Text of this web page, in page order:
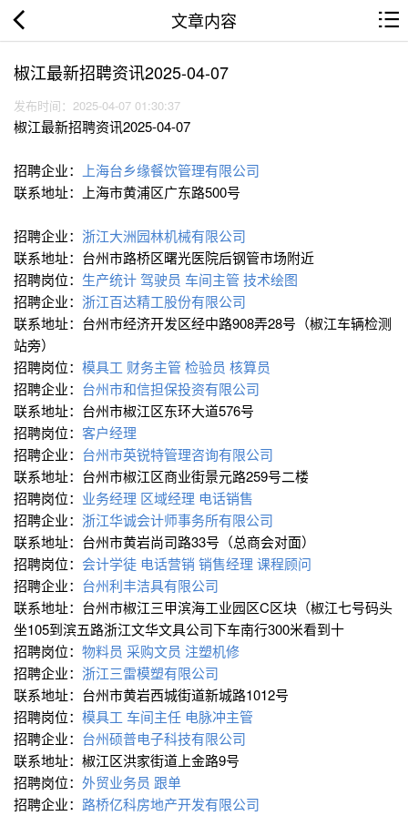
文章内容
椒江最新招聘资讯2025-04-07
发布时间：2025-04-07 01:30:37
椒江最新招聘资讯2025-04-07
招聘企业：
上海台乡缘餐饮管理有限公司
联系地址：上海市黄浦区广东路500号
招聘企业： 浙江大洲园林机械有限公司
联系地址：台州市路桥区曙光医院后钢管市场附近
招聘岗位： 生产统计 驾驶员 车间主管 技术绘图
招聘企业： 浙江百达精工股份有限公司
联系地址：台州市经济开发区经中路908弄28号（椒江车辆检测
站旁）
招聘岗位： 模具工 财务主管 检验员 核算员
招聘企业： 台州市和信担保投资有限公司
联系地址：台州市椒江区东环大道576号
招聘岗位： 客户经理
招聘企业： 台州市英锐特管理咨询有限公司
联系地址：台州市椒江区商业街景元路259号二楼
招聘岗位： 业务经理 区域经理 电话销售
招聘企业： 浙江华诚会计师事务所有限公司
联系地址：台州市黄岩尚司路33号（总商会对面）
招聘岗位： 会计学徒 电话营销 销售经理 课程顾问
招聘企业： 台州利丰洁具有限公司
联系地址：台州市椒江三甲滨海工业园区C区块（椒江七号码头
坐105到滨五路浙江文华文具公司下车南行300米看到十
招聘岗位： 物料员 采购文员 注塑机修
招聘企业： 浙江三雷模塑有限公司
联系地址：台州市黄岩西城街道新城路1012号
招聘岗位： 模具工 车间主任 电脉冲主管
招聘企业： 台州硕普电子科技有限公司
联系地址：椒江区洪家街道上金路9号
招聘岗位： 外贸业务员 跟单
招聘企业： 路桥亿科房地产开发有限公司